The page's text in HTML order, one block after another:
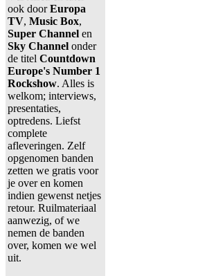
ook doorEuropa
TV, Music Box,
Super Channel en
Sky Channel onder
de titel Countdown
Europe's Number 1
Rockshow. Alles is
welkom; interviews,
presentaties,
optredens. Liefst
complete
afleveringen. Zelf
opgenomen banden
zetten we gratis voor
je over en komen
indien gewenst netjes
retour. Ruilmateriaal
aanwezig, of we
nemen de banden
over, komen we wel
uit.